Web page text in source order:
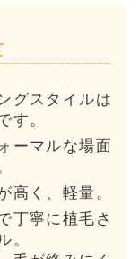
グスタイルは
す。
ーマルな場面
高く、軽量。
丁寧に植毛さ
。